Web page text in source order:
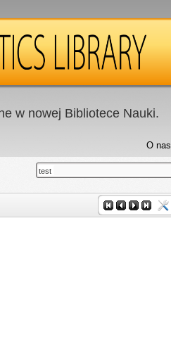
w nowej Bibliotece Nauki.
O nas
test